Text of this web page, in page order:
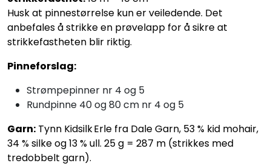
Husk at pinnestørrelse kun er veiledende. Det
anbefales å strikke en prøvelapp for å sikre at
strikkefastheten blir riktig.
Pinneforslag:
Strømpepinner nr 4 og 5
Rundpinne 40 og 80 cm nr 4 og 5
Garn: Tynn Kidsilk Erle fra Dale Garn, 53 % kid mohair,
34 % silke og 13 % ull. 25 g = 287 m (strikkes med
tredobbelt garn).